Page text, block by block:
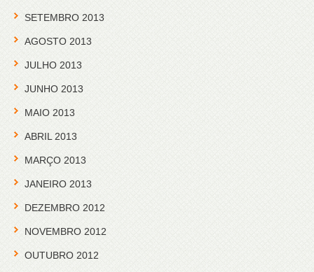
SETEMBRO 2013
AGOSTO 2013
JULHO 2013
JUNHO 2013
MAIO 2013
ABRIL 2013
MARÇO 2013
JANEIRO 2013
DEZEMBRO 2012
NOVEMBRO 2012
OUTUBRO 2012